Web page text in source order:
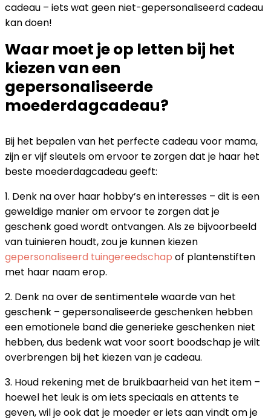
cadeau – iets wat geen niet-gepersonaliseerd cadeau
kan doen!
Waar moet je op letten bij het
kiezen van een
gepersonaliseerde
moederdagcadeau?
Bij het bepalen van het perfecte cadeau voor mama,
zijn er vijf sleutels om ervoor te zorgen dat je haar het
beste moederdagcadeau geeft:
1. Denk na over haar hobby’s en interesses – dit is een
geweldige manier om ervoor te zorgen dat je
geschenk goed wordt ontvangen. Als ze bijvoorbeeld
van tuinieren houdt, zou je kunnen kiezen
gepersonaliseerd tuingereedschap of plantenstiften
met haar naam erop.
2. Denk na over de sentimentele waarde van het
geschenk – gepersonaliseerde geschenken hebben
een emotionele band die generieke geschenken niet
hebben, dus bedenk wat voor soort boodschap je wilt
overbrengen bij het kiezen van je cadeau.
3. Houd rekening met de bruikbaarheid van het item –
hoewel het leuk is om iets speciaals en attents te
geven, wil je ook dat je moeder er iets aan vindt om je